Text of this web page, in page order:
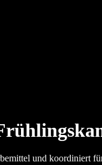
und koordiniert